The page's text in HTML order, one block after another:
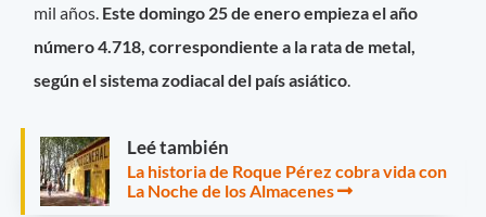
mil años. Este domingo 25 de enero empieza el año
número 4.718, correspondiente a la rata de metal,
según el sistema zodiacal del país asiático
Leé también
La historia de Roque Pérez cobra vida con
La Noche de los Almacenes